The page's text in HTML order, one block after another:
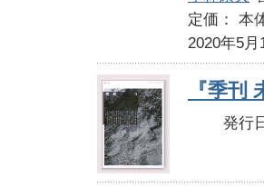
定価：
2020年5月
『季刊
発行日